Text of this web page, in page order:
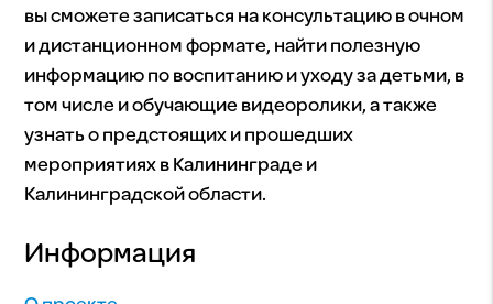
вы сможете записаться на консультацию в очном
и дистанционном формате, найти полезную
информацию по воспитанию и уходу за детьми, в
том числе и обучающие видеоролики, а также
узнать о предстоящих и прошедших
мероприятиях в Калининграде и
Калининградской области.
Информация